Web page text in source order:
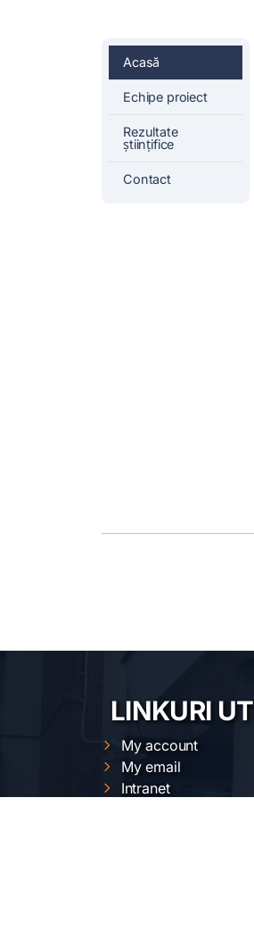
Acasă
Echipe proiect
Rezultate
științifice
Contact
LINKURI
My account
My email
Intranet